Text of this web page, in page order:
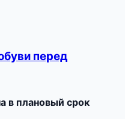
перед
в плановый срок